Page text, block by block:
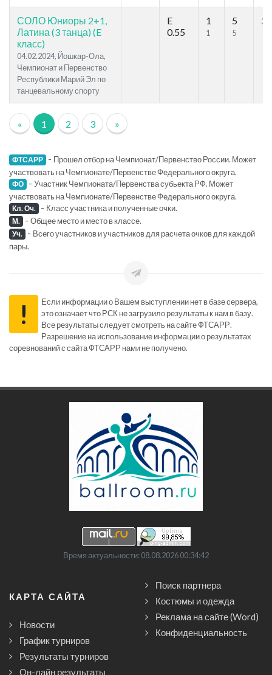
СОЛО Юниоры 2+1,
Латина (3 танца) (E
класс)
04.02.2024, Йошкар-Ола,
Чемпионат и Первенство
Республики Марий Эл по
танцевальному спорту
E
0.55
1
1
5
5
« 1 2 3 »
ФТСАРР - Прошел отбор на Чемпионат/Первенство России. Может
участвовать на Чемпионате/Первенстве Федерального округа.
ФО - Участник Чемпионата/Первенства субьекта РФ. Может
участвовать на Чемпионате/Первенстве Федерального округа.
Кл. Оч. - Класс участника и полученные очки.
М. - Общее место и место в классе.
Уч. - Всего участников и участников для расчета очков для каждой
пары.
!
Если информации о Вашем выступлении нет в базе сервера,
это означает что РСК не загрузило результаты к нам в базу.
Все результаты следует смотреть на сайте ФТСАРР.
Разрешение на использование информации о результатах
соревнований с сайта ФТСАРР нами не получено.
Время актуальности: 08.08.2026 00:34:42
КАРТА САЙТА
Новости
График турниров
Результаты турниров
Он-лайн результаты
Поиск партнера
Костюмы и одежда
Реклама на сайте (Word)
Конфиденциальность